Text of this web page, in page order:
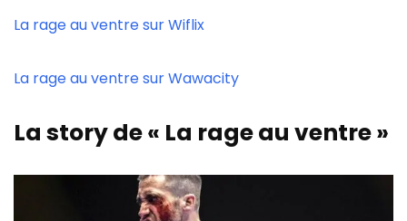
La rage au ventre sur Wiflix
La rage au ventre sur Wawacity
La story de « La rage au ventre »